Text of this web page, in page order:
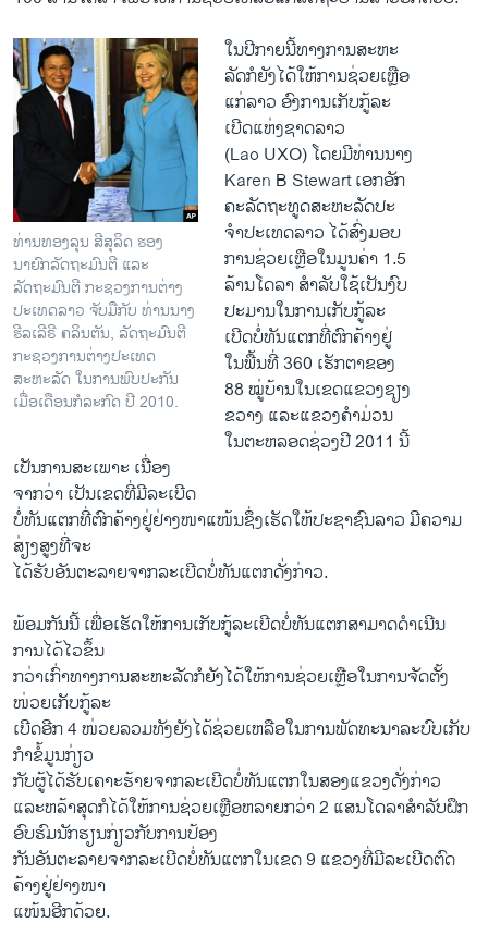
ທ່ານທອງລຸນ ສີສຸລິດ ຮອງ
ນາຍົກລັດຖະມົນຕີ ແລະ
ລັດຖະມົນຕີ ກະຊວງການຕ່າງ
ປະເທດລາວ ຈັບມືກັບ ທ່ານນາງ
ຮີລເລີຣີ ຄລິນຕັນ, ລັດຖະມົນຕີ
ກະຊວງການຕ່າງປະເທດ
ສະຫະລັດ ໃນການພົບປະກັນ
ເມື່ອເດືອນກໍລະກົດ ປີ 2010.
ໃນປີກາຍນີ້ທາງການສະຫະ
ລັດກໍຍັງໄດ້ໃຫ້ການຊ່ວຍເຫຼືອ
ແກ່ລາວ ອົງການເກັບກູ້ລະ
ເບີດແຫ່ງຊາດລາວ
(Lao UXO) ໂດຍມີທ່ານນາງ
Karen B Stewart ເອກອັກ
ຄະລັດຖະທູດສະຫະລັດປະ
ຈໍາປະເທດລາວ ໄດ້ສົ່ງມອບ
ການຊ່ວຍເຫຼືອໃນ​ມູນ​ຄ່າ 1.5
ລ້ານໂດ​ລາ ສຳລັບໃຊ້​ເປັນ​ງົບ
ປະມານໃນການເກັບກູ້ລະ
ເບີດບໍ່ທັນແຕກທີ່ຕົກຄ້າງຢູ່
ໃນພື້ນທີ່ 360 ເຮັກຕາຂອງ
88 ໝູ່ບ້ານໃນເຂດແຂວງຊຽງ
ຂວາງ ແລະແຂວງຄຳມ່ວນ​
ໃນ​ຕະຫລອດ​ຊ່ວງປີ 2011 ນີ້
​ເປັນ​ການສະ​ເພາະ ​ເນື່ອງ
ຈາກ​ວ່າ ​ເປັນ​ເຂດ​ທີ່​ມີລະເບີດ
ບໍ່ທັນແຕກທີ່ຕົກຄ້າງຢູ່ຢ່າງໜາ​ແໜ້ນຊຶ່ງ​ເຮັດ​ໃຫ້ປະຊາຊົນ​ລາວ ມີ​ຄວາມ​
ສ່ຽງສູງທີ່​ຈະ​
ໄດ້​ຮັບ​ອັນຕະລາຍ​ຈາກລະ​ເບີດບໍ່ທັນແຕກດັ່ງ​ກ່າວ.
ພ້ອມ​ກັນນີ້ ​ເພື່ອ​ເຮັດ​ໃຫ້ການ​ເກັບ​ກູ້​ລະ​ເບີດບໍ່ທັນແຕກສາມາດ​ດຳ​ເນີນ​
ການ​ໄດ້​ໄວ​ຂຶ້ນ
ກວ່າ​ເກົ່າທາງ​ການສະຫະລັດ​ກໍ​ຍັງ​ໄດ້ໃຫ້ການຊ່ວຍເຫຼືອ​ໃນ​ການຈັດຕັ້ງ
ໜ່ວຍ​ເກັບກູ້​ລະ
​ເບີ​ດອີກ 4 ໜ່ວຍລວມທັງຍັງ​ໄດ້​ຊ່ວຍເຫລືອ​ໃນ​ການພັດທະນາລະບົບ​ເກັບ​
ກໍາ​ຂໍ້​ມູນກ່ຽວ
ກັບ​ຜູ້​ໄດ້​ຮັບ​ເຄາະ​ຮ້າຍ​ຈາກລະ​ເບີດບໍ່ທັນແຕກ​ໃນສອງ​ແຂວງ​ດັ່ງກ່າວ ​
ແລະ​ຫລ້າ​ສຸດກໍ​ໄດ້​ໃຫ້ການຊ່ວຍເຫຼືອຫລາຍ​ກວ່າ 2 ​ແສນ​ໂດ​ລາ​ສຳລັບຝຶກ​
ອົບຮົມ​ນັກຮຽນກ່ຽວກັບ​ການປ້ອງ
​ກັນ​ອັນ​ຕະລາ​ຍຈາກລະ​ເບີດບໍ່ທັນແຕກ​ໃນເຂດ 9 ​ແຂວງທີ່ມີລະເບີດຕົດ
ຄ້າງຢູ່ຢ່າງໜາ
ແໜ້ນອີກ​ດ້ວຍ.